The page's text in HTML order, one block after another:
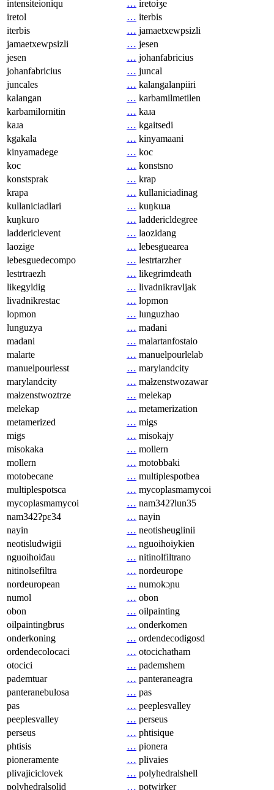
intensiteioniqu
… iretoiʒe
iretol
… iterbis
iterbis
… jamaetxewpsizli
jamaetxewpsizli
… jesen
jesen
… johanfabricius
johanfabricius
… juncal
juncales
… kalangalanpiiri
kalangan
… karbamilmetilen
karbamilornitin
… kaɹa
kaɹa
… kgaitsedi
kgakala
… kinyamaani
kinyamadege
… koc
koc
… konstsno
konstsprak
… krap
krapa
… kullaniciadinag
kullaniciadlari
… kuŋkuɹa
kuŋkuɾo
… laddericldegree
laddericlevent
… laozidang
laozige
… lebesguearea
lebesguedecompo
… lestrtarzher
lestrtraezh
… likegrimdeath
likegyldig
… livadnikravljak
livadnikrestac
… lopmon
lopmon
… lunguzhao
lunguzya
… madani
madani
… malartanfostaio
malarte
… manuelpourlelab
manuelpourlesst
… marylandcity
marylandcity
… małzenstwozawar
małzenstwoztrze
… melekap
melekap
… metamerization
metamerized
… migs
migs
… misokajy
misokaka
… mollern
mollern
… motobbaki
motobecane
… multiplespotbea
multiplespotsca
… mycoplasmamycoi
mycoplasmamycoi
… nam342ʔlun35
nam342ʔpɛ34
… nayin
nayin
… neotisheuglinii
neotisludwigii
… nguoihoiykien
nguoihoiđau
… nitinolfiltrano
nitinolsefiltra
… nordeurope
nordeuropean
… numokɔɲu
numol
… obon
obon
… oilpainting
oilpaintingbrus
… onderkomen
onderkoning
… ordendecodigosd
ordendecolocaci
… otocichatham
otocici
… pademshem
pademtuar
… panteraneagra
panteranebulosa
… pas
pas
… peeplesvalley
peeplesvalley
… perseus
perseus
… phtisique
phtisis
… pionera
pioneramente
… plivaies
plivajiciclovek
… polyhedralshell
polyhedralsolid
… potwirker